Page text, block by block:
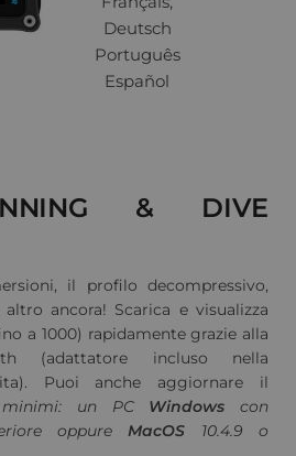
Deutsch
Português
Español
& DIVE
il profilo decompressivo,
ancora! Scarica e visualizza
a 1000) rapidamente grazie alla
(adattatore incluso nella
Puoi anche aggiornare il
minimi: un PCWindows con
oppureMacOS 10.4.9 o